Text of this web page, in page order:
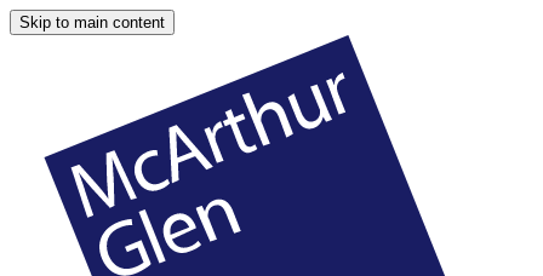
Skip to main content